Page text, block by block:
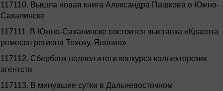
117110. Вышла новая книга Александра Пашкова о Южно-
Сахалинске
117111. В Южно-Сахалинске состоится выставка «Красота
ремесел региона Тохоку, Япония»
117112. Сбербанк подвел итоги конкурса коллекторских
агентств
117113. В минувшие сутки в Дальневосточном